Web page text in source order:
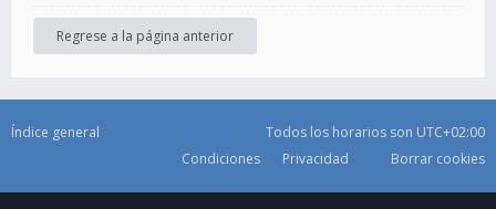
Regrese a la página anterior
Índice general Todos los horarios son UTC+02:00
Borrar cookies
Privacidad
Condiciones